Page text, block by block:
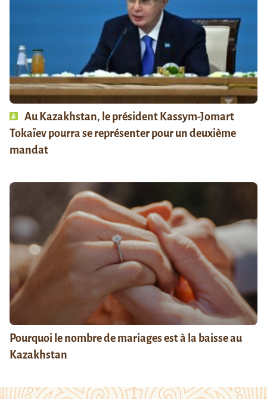
Au Kazakhstan, le président Kassym-Jomart
Tokaïev pourra se représenter pour un deuxième
mandat
Pourquoi le nombre de mariages est à la baisse au
Kazakhstan